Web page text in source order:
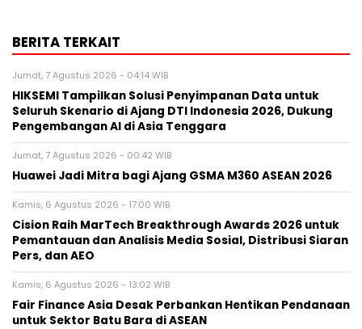
BERITA TERKAIT
Jumat, 7 Agustus 2026 - 04:14 WIB
HIKSEMI Tampilkan Solusi Penyimpanan Data untuk
Seluruh Skenario di Ajang DTI Indonesia 2026, Dukung
Pengembangan AI di Asia Tenggara
Jumat, 7 Agustus 2026 - 00:42 WIB
Huawei Jadi Mitra bagi Ajang GSMA M360 ASEAN 2026
Kamis, 6 Agustus 2026 - 17:00 WIB
Cision Raih MarTech Breakthrough Awards 2026 untuk
Pemantauan dan Analisis Media Sosial, Distribusi Siaran
Pers, dan AEO
Kamis, 6 Agustus 2026 - 13:02 WIB
Fair Finance Asia Desak Perbankan Hentikan Pendanaan
untuk Sektor Batu Bara di ASEAN